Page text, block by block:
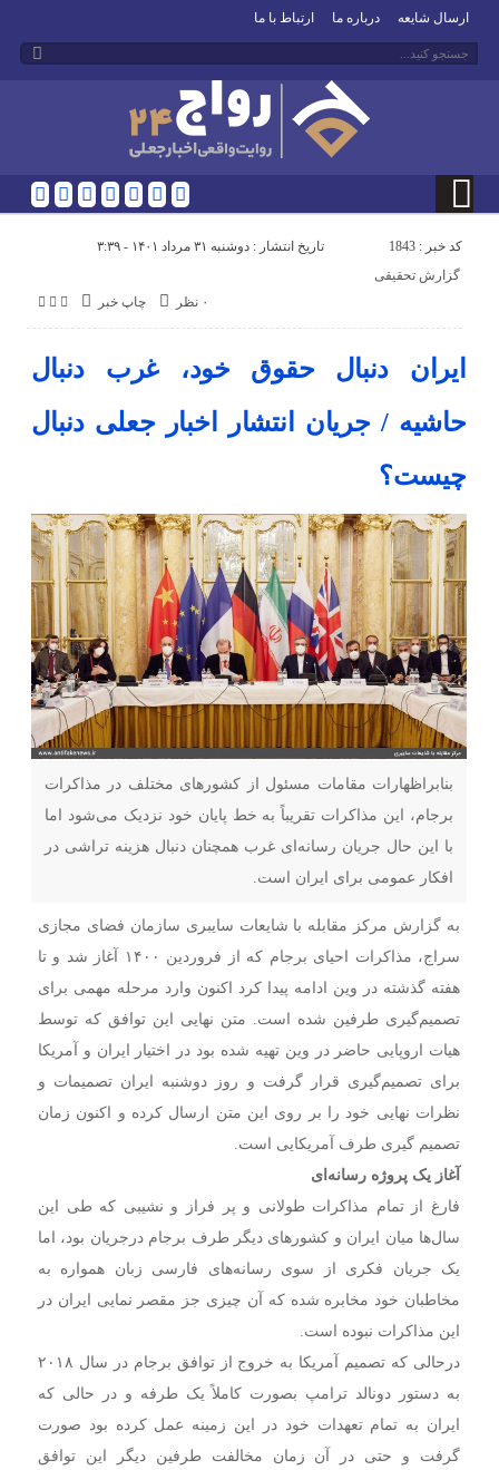
ارسال شایعه درباره ما ارتباط با ما
کد خبر : 1843 تاریخ انتشار : دوشنبه ۳۱ مرداد ۱۴۰۱ - ۳:۳۹
چاپ خبر ۰ نظر
گزارش تحقیقی
ایران دنبال حقوق خود، غرب دنبال
حاشیه / جریان انتشار اخبار جعلی دنبال
چیست؟
بنابراظهارات مقامات مسئول از کشورهای مختلف در مذاکرات
برجام، این مذاکرات تقریباً به خط پایان خود نزدیک می‌شود اما
با این حال جریان رسانه‌ای غرب همچنان دنبال هزینه تراشی در
افکار عمومی برای ایران است.
به گزارش مرکز مقابله با شایعات سایبری سازمان فضای مجازی
سراج، مذاکرات احیای برجام که از فروردین ۱۴۰۰ آغاز شد و تا
هفته گذشته در وین ادامه پیدا کرد اکنون وارد مرحله مهمی برای
تصمیم‌گیری طرفین شده است. متن نهایی این توافق که توسط
هیات اروپایی حاضر در وین تهیه شده بود در اختیار ایران و آمریکا
برای تصمیم‌گیری قرار گرفت و روز دوشنبه ایران تصمیمات و
نظرات نهایی خود را بر روی این متن ارسال کرده و اکنون زمان
تصمیم گیری طرف آمریکایی است.
آغاز یک پروژه رسانه‌ای
فارغ از تمام مذاکرات طولانی و پر فراز و نشیبی که طی این
سال‌ها میان ایران و کشورهای دیگر طرف برجام درجریان بود، اما
یک جریان فکری از سوی رسانه‌های فارسی زبان همواره به
مخاطبان خود مخابره شده که آن چیزی جز مقصر نمایی ایران در
این مذاکرات نبوده است.
درحالی که تصمیم آمریکا به خروج از توافق برجام در سال ۲۰۱۸
به دستور دونالد ترامپ بصورت کاملاً یک‌ طرفه و در حالی که
ایران به تمام تعهدات خود در این زمینه عمل کرده بود صورت
گرفت و حتی در آن زمان مخالفت طرفین دیگر این توافق